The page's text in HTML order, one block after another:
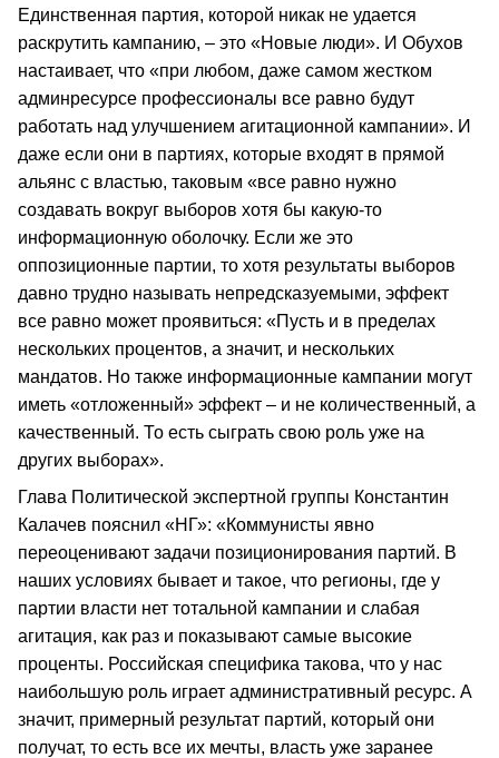
Единственная партия, которой никак не удается
раскрутить кампанию, – это «Новые люди». И Обухов
настаивает, что «при любом, даже самом жестком
админресурсе профессионалы все равно будут
работать над улучшением агитационной кампании». И
даже если они в партиях, которые входят в прямой
альянс с властью, таковым «все равно нужно
создавать вокруг выборов хотя бы какую-то
информационную оболочку. Если же это
оппозиционные партии, то хотя результаты выборов
давно трудно называть непредсказуемыми, эффект
все равно может проявиться: «Пусть и в пределах
нескольких процентов, а значит, и нескольких
мандатов. Но также информационные кампании могут
иметь «отложенный» эффект – и не количественный, а
качественный. То есть сыграть свою роль уже на
других выборах».
Глава Политической экспертной группы Константин
Калачев пояснил «НГ»: «Коммунисты явно
переоценивают задачи позиционирования партий. В
наших условиях бывает и такое, что регионы, где у
партии власти нет тотальной кампании и слабая
агитация, как раз и показывают самые высокие
проценты. Российская специфика такова, что у нас
наибольшую роль играет административный ресурс. А
значит, примерный результат партий, который они
получат, то есть все их мечты, власть уже заранее